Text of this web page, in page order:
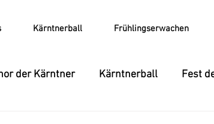
Kärntnerball Frühlingserwachen
der Kärntner Kärntnerball Fest